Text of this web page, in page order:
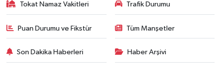
Tokat Namaz Vakitleri Trafik Durumu
Puan Durumu ve Fikstür Tüm Manşetler
Son Dakika Haberleri Haber Arşivi